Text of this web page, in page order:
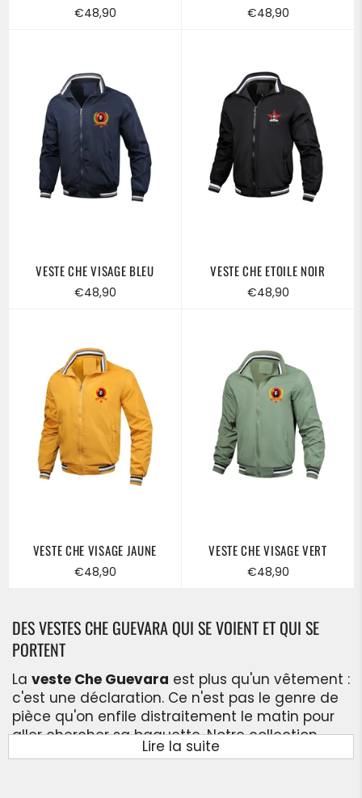
Prix
€48,90
Prix
€48,90
VESTE CHE VISAGE BLEU
Prix
€48,90
VESTE CHE ETOILE NOIR
Prix
€48,90
VESTE CHE VISAGE JAUNE
Prix
€48,90
VESTE CHE VISAGE VERT
Prix
€48,90
DES VESTES CHE GUEVARA QUI SE VOIENT ET QUI SE
PORTENT
La veste Che Guevara est plus qu'un vêtement :
c'est une déclaration. Ce n'est pas le genre de
pièce qu'on enfile distraitement le matin pour
aller chercher sa baguette. Notre collection
couvre tous les styles et toutes les saisons :
Lire la suite